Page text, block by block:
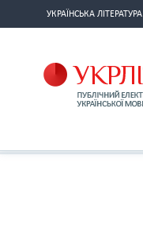
УКРАЇНСЬКА ЛІТЕРАТУРА